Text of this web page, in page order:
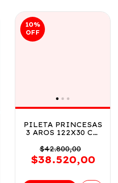
10%
OFF
PILETA PRINCESAS
3 AROS 122X30 CM
$42.800,00
$38.520,00